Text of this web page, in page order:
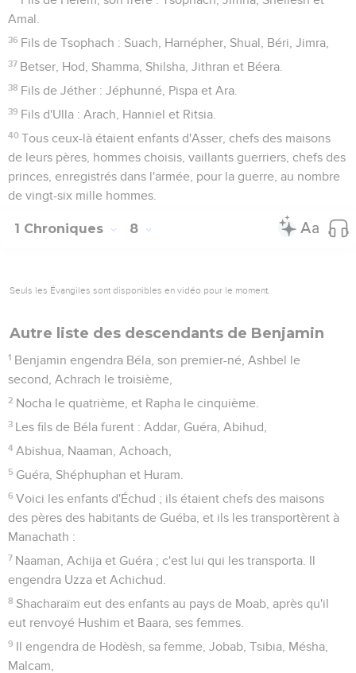
Amal.
36 Fils de Tsophach : Suach, Harnépher, Shual, Béri, Jimra,
37 Betser, Hod, Shamma, Shilsha, Jithran et Béera.
38 Fils de Jéther : Jéphunné, Pispa et Ara.
39 Fils d'Ulla : Arach, Hanniel et Ritsia.
40 Tous ceux-là étaient enfants d'Asser, chefs des maisons
de leurs pères, hommes choisis, vaillants guerriers, chefs des
princes, enregistrés dans l'armée, pour la guerre, au nombre
de vingt-six mille hommes.
1 Chroniques 8
Seuls les Évangiles sont disponibles en vidéo pour le moment.
Autre liste des descendants de Benjamin
1 Benjamin engendra Béla, son premier-né, Ashbel le
second, Achrach le troisième,
2 Nocha le quatrième, et Rapha le cinquième.
3 Les fils de Béla furent : Addar, Guéra, Abihud,
4 Abishua, Naaman, Achoach,
5 Guéra, Shéphuphan et Huram.
6 Voici les enfants d'Échud ; ils étaient chefs des maisons
des pères des habitants de Guéba, et ils les transportèrent à
Manachath :
7 Naaman, Achija et Guéra ; c'est lui qui les transporta. Il
engendra Uzza et Achichud.
8 Shacharaïm eut des enfants au pays de Moab, après qu'il
eut renvoyé Hushim et Baara, ses femmes.
9 Il engendra de Hodèsh, sa femme, Jobab, Tsibia, Mésha,
Malcam,